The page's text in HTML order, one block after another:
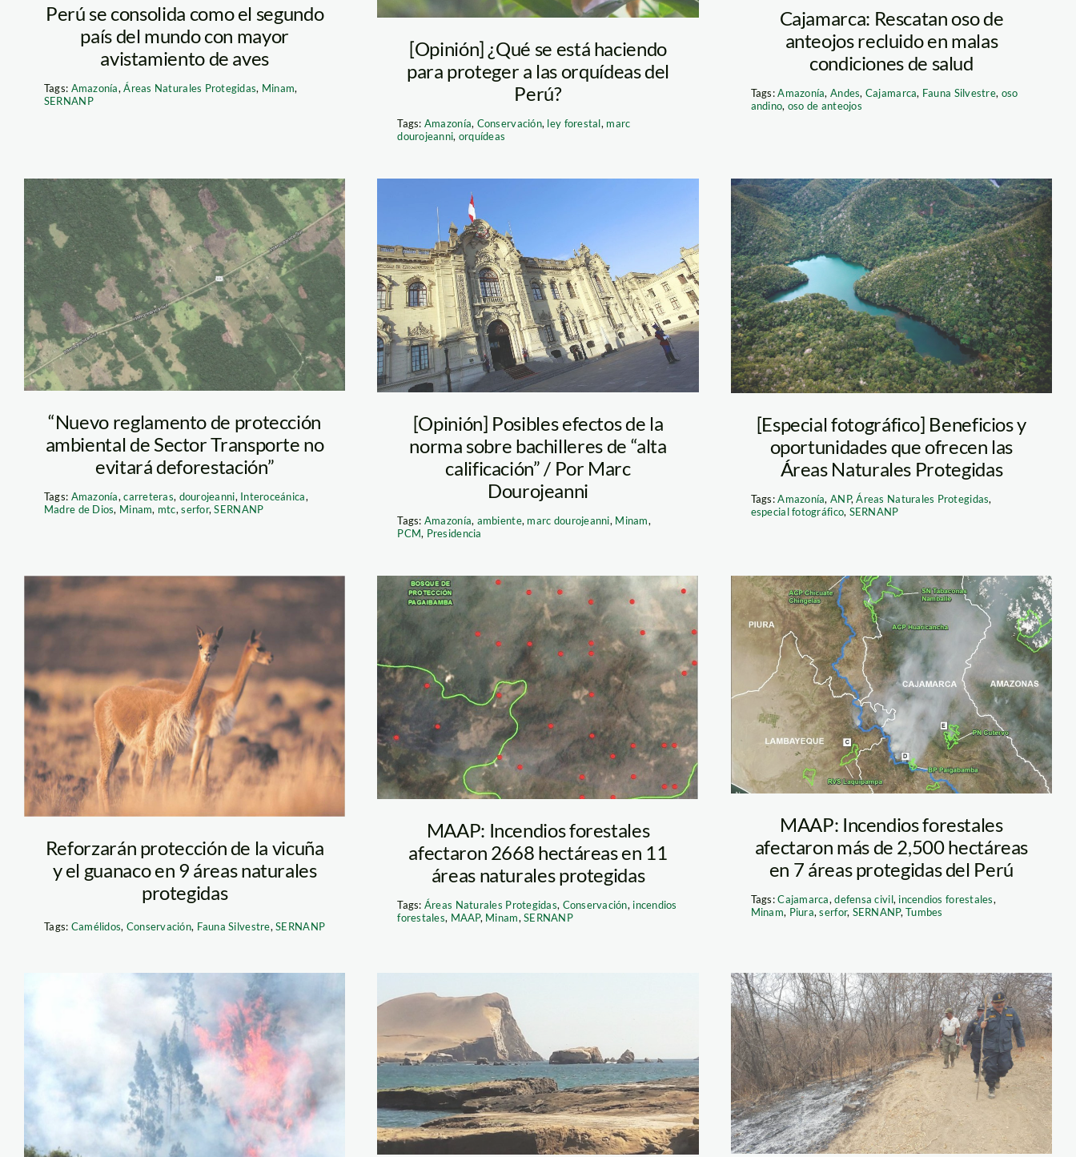
Perú se consolida como el segundo
país del mundo con mayor
avistamiento de aves
Tags: Amazonía,Áreas Naturales Protegidas, Minam,
SERNANP
[Opinión] ¿Qué se está haciendo
para proteger a las orquídeas del
Perú?
Tags: Amazonía, Conservación, ley forestal, marc
dourojeanni, orquídeas
Cajamarca: Rescatan oso de
anteojos recluido en malas
condiciones de salud
Tags:Amazonía, Andes, Cajamarca, Fauna Silvestre, oso
andino, oso de anteojos
deforestación
carretera
“Nuevo reglamento de protección
ambiental de Sector Transporte no
evitará deforestación”
Tags: Amazonía,carreteras, dourojeanni, Interoceánica,
Madre de Dios, Minam, mtc,serfor,SERNANP
palacio de
gobierno –
agencia andina
[Opinión] Posibles efectos de la
norma sobre bachilleres de “alta
calificación” / Por Marc
Dourojeanni
Tags: Amazonía, ambiente, marc dourojeanni, Minam,
PCM, Presidencia
[Especial
fotográfico]
Beneficios y
oportunidades
que ofrecen las
Áreas Naturales
Protegidas
[Especial fotográfico] Beneficios y
oportunidades que ofrecen las
Áreas Naturales Protegidas
Tags:Amazonía, ANP,Áreas Naturales Protegidas,
especial fotográfico, SERNANP
Vicuña – Sernanp
Reforzarán protección de la vicuña
y el guanaco en 9 áreas naturales
protegidas
Tags: Camélidos, Conservación, Fauna Silvestre,SERNANP
incendio forestal
– MAAP
MAAP: Incendios forestales
afectaron 2668 hectáreas en 11
áreas naturales protegidas
Tags: Áreas Naturales Protegidas, Conservación, incendios
forestales, MAAP, Minam,SERNANP
MAAP: Incendios forestales
afectaron más de 2,500 hectáreas
en 7 áreas protegidas del Perú
Tags:Cajamarca,defensa civil, incendios forestales,
Minam, Piura,serfor, SERNANP,Tumbes
incendio-
pallasca-rpp
paracas
incendio-en-
amotape-
sernanp